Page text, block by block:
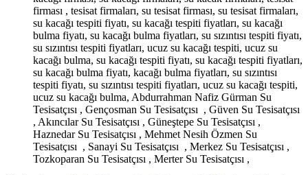
firması , tesisat firmaları, su tesisat firması, su tesisat firmaları,
su kacağı tespiti fiyatı, su kacağı tespiti fiyatları, su kacağı
bulma fiyatı, su kacağı bulma fiyatları, su sızıntısı tespiti fiyatı,
su sızıntısı tespiti fiyatları, ucuz su kacağı tespiti, ucuz su
kacağı bulma, su kacağı tespiti fiyatı, su kacağı tespiti fiyatları,
su kacağı bulma fiyatı, kacağı bulma fiyatları, su sızıntısı
tespiti fiyatı, su sızıntısı tespiti fiyatları, ucuz su kacağı tespiti,
ucuz su kacağı bulma, Abdurrahman Nafiz Gürman Su
Tesisatçısı , Gençosman Su Tesisatçısı , Güven Su Tesisatçısı
, Akıncılar Su Tesisatçısı , Güneştepe Su Tesisatçısı ,
Haznedar Su Tesisatçısı , Mehmet Nesih Özmen Su
Tesisatçısı , Sanayi Su Tesisatçısı , Merkez Su Tesisatçısı ,
Tozkoparan Su Tesisatçısı , Merter Su Tesisatçısı ,